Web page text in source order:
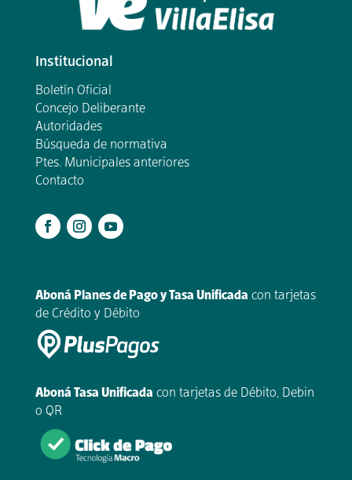
Institucional
Boletín Oficial
Concejo Deliberante
Autoridades
Búsqueda de normativa
Ptes. Municipales anteriores
Contacto
Aboná Planes de Pago y Tasa Unificada con tarjetas
de Crédito y Débito
Aboná Tasa Unificada con tarjetas de Débito, Debin
o QR